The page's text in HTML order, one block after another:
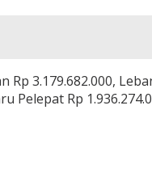
3.179.682.000,
Pelepat Rp